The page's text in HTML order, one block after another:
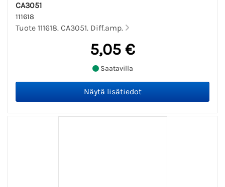
CA3051
111618
Tuote 111618. CA3051. Diff.amp.
5,05 €
Saatavilla